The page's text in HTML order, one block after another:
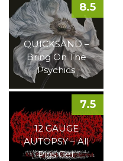
QUICKSAND –
Bring On The
Psychics
8.5
12 GAUGE
AUTOPSY – All
Pigs Get
7.5